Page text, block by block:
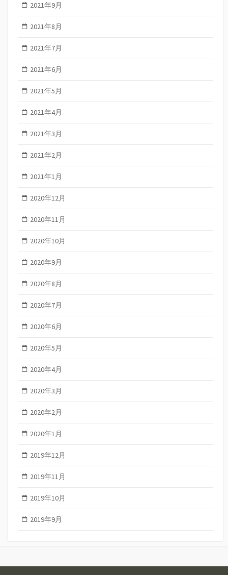
2021年9月
2021年8月
2021年7月
2021年6月
2021年5月
2021年4月
2021年3月
2021年2月
2021年1月
2020年12月
2020年11月
2020年10月
2020年9月
2020年8月
2020年7月
2020年6月
2020年5月
2020年4月
2020年3月
2020年2月
2020年1月
2019年12月
2019年11月
2019年10月
2019年9月